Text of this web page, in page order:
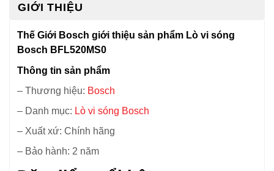
GIỚI THIỆU
Thế Giới Bosch giới thiệu sản phẩm Lò vi sóng
Bosch BFL520MS0
Thông tin sản phẩm
– Thương hiệu: Bosch
– Danh mục: Lò vi sóng Bosch
– Xuất xứ: Chính hãng
– Bảo hành: 2 năm